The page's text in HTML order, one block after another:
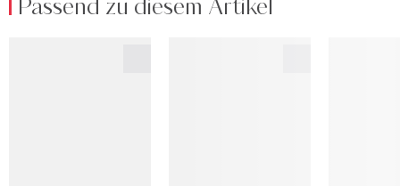
Passend zu diesem Artikel